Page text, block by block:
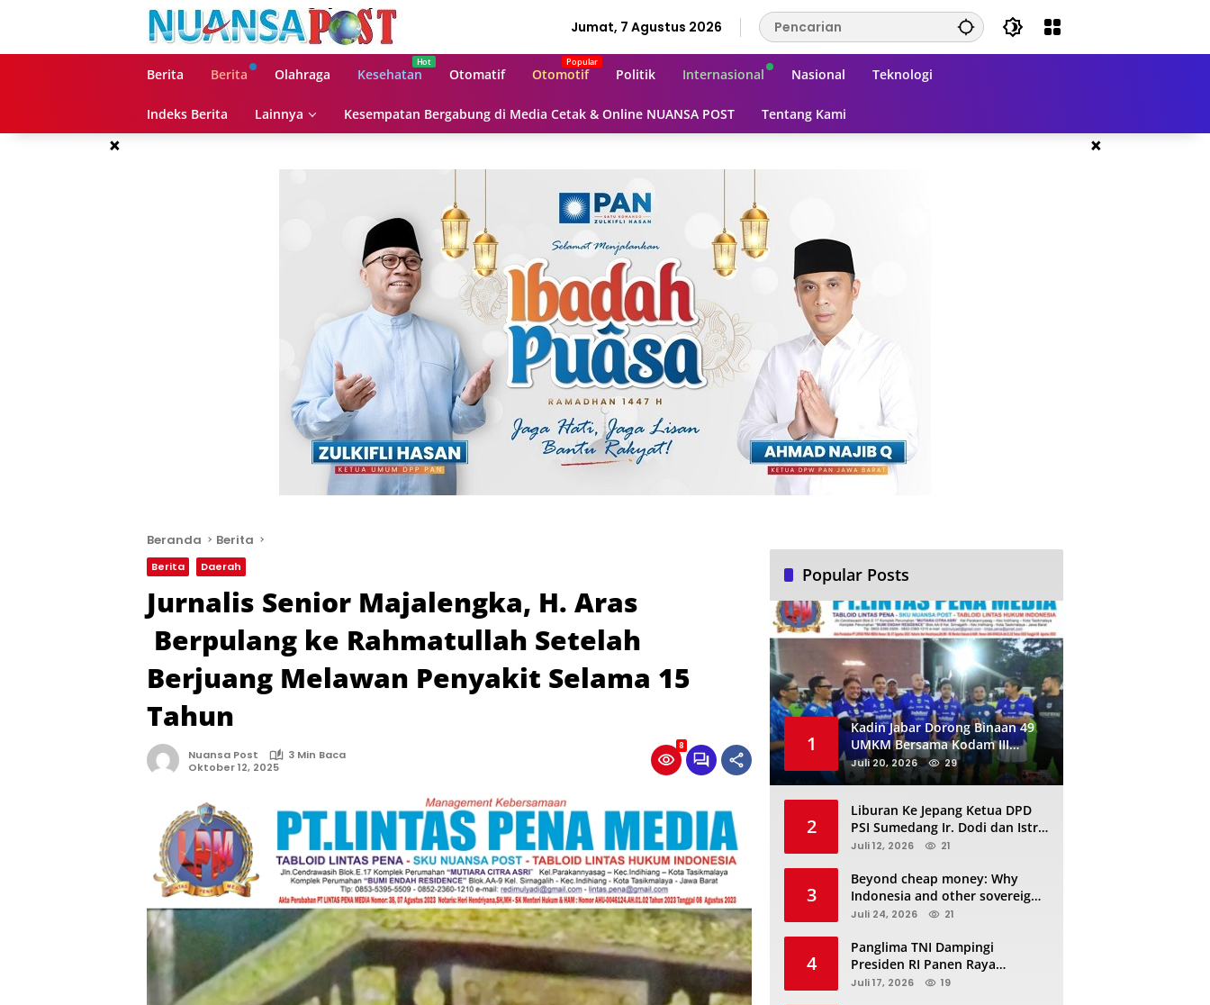
Jumat, 7 Agustus 2026
Berita Berita Olahraga Kesehatan Otomatif Otomotif Politik Internasional Nasional Teknologi
Indeks Berita Lainnya Kesempatan Bergabung di Media Cetak & Online NUANSA POST Tentang Kami
× ×
Beranda Berita
Berita Daerah
Jurnalis Senior Majalengka, H. Aras
Berpulang ke Rahmatullah Setelah
Berjuang Melawan Penyakit Selama 15
Tahun
Nuansa Post
3 Min Baca
Oktober 12, 2025
8
Popular Posts
1
Kadin Jabar Dorong Binaan 49
UMKM Bersama Kodam III
Siliwangi Sambil Nobar Final
Piala Dunia, Akan Ada Investor
Juli 20, 2026 29
2
Liburan Ke Jepang Ketua DPD
PSI Sumedang Ir. Dodi dan Istri
Kibarkan Bendera PSI “Jangan
Juli 12, 2026 21
3
Beyond cheap money: Why
Indonesia and other sovereigns
are turning to panda bonds
Juli 24, 2026 21
4
Panglima TNI Dampingi
Presiden RI Panen Raya
Terpadu TNI, Perkuat
Juli 17, 2026 19